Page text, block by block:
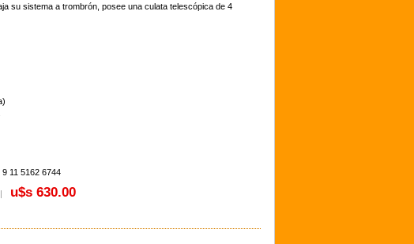
su sistema a trombrón, posee una culata telescópica de 4
9 11 5162 6744
| u$s 630.00